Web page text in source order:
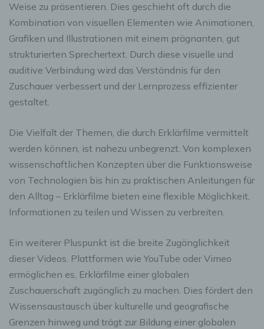
Weise zu präsentieren. Dies geschieht oft durch die
Kombination von visuellen Elementen wie Animationen,
Grafiken und Illustrationen mit einem prägnanten, gut
strukturierten Sprechertext. Durch diese visuelle und
auditive Verbindung wird das Verständnis für den
Zuschauer verbessert und der Lernprozess effizienter
gestaltet.
Die Vielfalt der Themen, die durch Erklärfilme vermittelt
werden können, ist nahezu unbegrenzt. Von komplexen
wissenschaftlichen Konzepten über die Funktionsweise
von Technologien bis hin zu praktischen Anleitungen für
den Alltag – Erklärfilme bieten eine flexible Möglichkeit,
Informationen zu teilen und Wissen zu verbreiten.
Ein weiterer Pluspunkt ist die breite Zugänglichkeit
dieser Videos. Plattformen wie YouTube oder Vimeo
ermöglichen es, Erklärfilme einer globalen
Zuschauerschaft zugänglich zu machen. Dies fördert den
Wissensaustausch über kulturelle und geografische
Grenzen hinweg und trägt zur Bildung einer globalen